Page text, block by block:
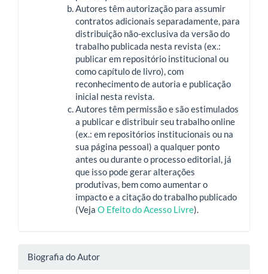
Autores têm autorização para assumir
contratos adicionais separadamente, para
distribuição não-exclusiva da versão do
trabalho publicada nesta revista (ex.:
publicar em repositório institucional ou
como capítulo de livro), com
reconhecimento de autoria e publicação
inicial nesta revista.
Autores têm permissão e são estimulados
a publicar e distribuir seu trabalho online
(ex.: em repositórios institucionais ou na
sua página pessoal) a qualquer ponto
antes ou durante o processo editorial, já
que isso pode gerar alterações
produtivas, bem como aumentar o
impacto e a citação do trabalho publicado
(Veja O Efeito do Acesso Livre).
Biografia do Autor